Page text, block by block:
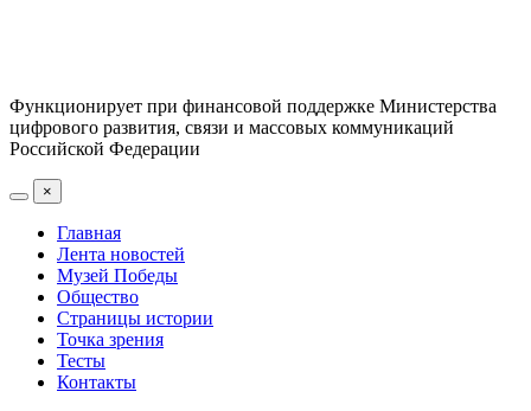
Функционирует при финансовой поддержке Министерства
цифрового развития, связи и массовых коммуникаций
Российской Федерации
×
Главная
Лента новостей
Музей Победы
Общество
Страницы истории
Точка зрения
Тесты
Контакты